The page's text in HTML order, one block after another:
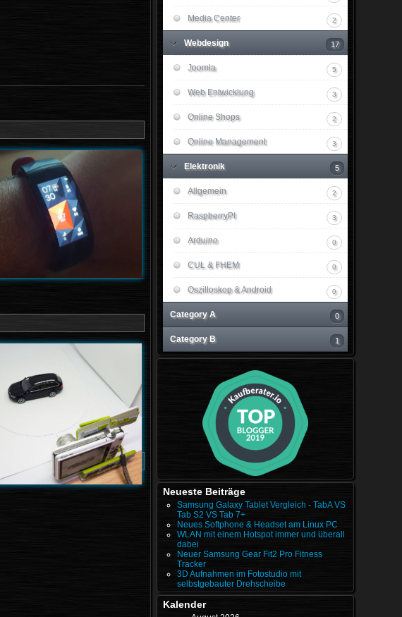
Media Center 2
Webdesign 17
Joomla 5
Web Entwicklung 3
Online Shops 2
Online Management 3
Elektronik 5
Allgemein 2
RaspberryPI 3
Arduino 0
CUL & FHEM 0
Oszilloskop & Android 0
Category A 0
Category B 1
Neueste Beiträge
Samsung Galaxy Tablet Vergleich - TabA VS
Tab S2 VS Tab 7+
Neues Softphone & Headset am Linux PC
WLAN mit einem Hotspot immer und überall
dabei
Neuer Samsung Gear Fit2 Pro Fitness
Tracker
3D Aufnahmen im Fotostudio mit
selbstgebauter Drehscheibe
Kalender